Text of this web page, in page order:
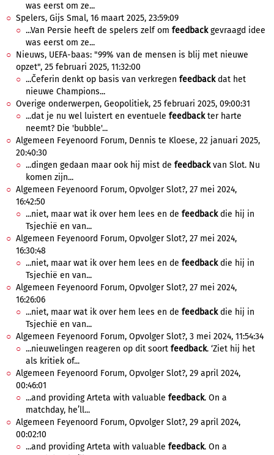
was eerst om ze...
Spelers, Gijs Smal, 16 maart 2025, 23:59:09
...Van Persie heeft de spelers zelf om feedbackgevraagd idee
was eerst om ze...
Nieuws, UEFA-baas: "99% van de mensen is blij met nieuwe
opzet", 25 februari 2025, 11:32:00
...Čeferin denkt op basis van verkregen feedbackdat het
nieuwe Champions...
Overige onderwerpen, Geopolitiek, 25 februari 2025, 09:00:31
...dat je nu wel luistert en eventuele feedbackter harte
neemt? Die 'bubble'...
Algemeen Feyenoord Forum, Dennis te Kloese, 22 januari 2025,
20:40:30
...dingen gedaan maar ook hij mist de feedbackvan Slot. Nu
komen zijn...
Algemeen Feyenoord Forum, Opvolger Slot?, 27 mei 2024,
16:42:50
...niet, maar wat ik over hem lees en de feedbackdie hij in
Tsjechië en van...
Algemeen Feyenoord Forum, Opvolger Slot?, 27 mei 2024,
16:30:48
...niet, maar wat ik over hem lees en de feedbackdie hij in
Tsjechië en van...
Algemeen Feyenoord Forum, Opvolger Slot?, 27 mei 2024,
16:26:06
...niet, maar wat ik over hem lees en de feedbackdie hij in
Tsjechië en van...
Algemeen Feyenoord Forum, Opvolger Slot?, 3 mei 2024, 11:54:34
...nieuwelingen reageren op dit soort feedback. ‘Ziet hij het
als kritiek of...
Algemeen Feyenoord Forum, Opvolger Slot?, 29 april 2024,
00:46:01
...and providing Arteta with valuable feedback. On a
matchday, he’ll...
Algemeen Feyenoord Forum, Opvolger Slot?, 29 april 2024,
00:02:10
...and providing Arteta with valuable feedback. On a